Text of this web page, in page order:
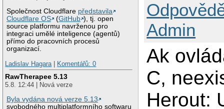
Společnost Cloudflare představila
Cloudflare OS
(GitHub ), tj. open
source platformu navrženou pro
integraci umělé inteligence (agentů)
přímo do pracovních procesů
organizací.
Ladislav Hagara | Komentářů: 0
RawTherapee 5.13
5.8. 12:44 | Nová verze
Byla vydána nová verze 5.13
svobodného multiplatformního softwaru
38
39
40
41
43
44
46
47
48
49
writeln(
writeln(
writeln
writeln
writeln;
writeln(
end;
begin
Admin
Ak
C,
Herout: